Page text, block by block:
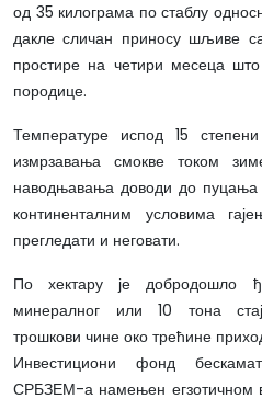
од 35 килограма по стаблу
дакле сличан приносу шљиве
простире на четири месеца што
породице.
Температуре испод 15
измрзавања смокве током
наводњавања доводи до пуцања
континенталним условима
прегледати и неговати.
По хектару је добродошло
минералног или 10 тона
трошкови чине око трећине
Инвестициони фонд
СРБЗЕМ-а намењен егзотичном